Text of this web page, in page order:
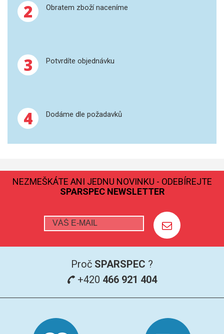
TERS
2 Obratem zboží naceníme
3 Potvrdíte objednávku
4 Dodáme dle požadavků
NEZMEŠKÁTE ANI JEDNU NOVINKU - ODEBÍREJTE
SPARSPEC NEWSLETTER
Proč SPARSPEC ?
+420 466 921 404